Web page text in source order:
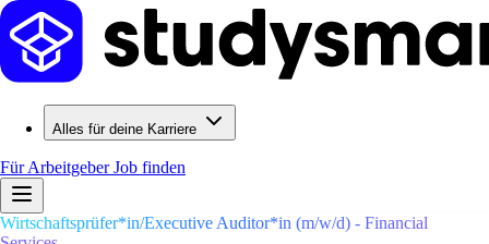
Alles für deine Karriere
Für ArbeitgeberJob finden
Wirtschaftsprüfer*in/Executive Auditor*in (m/w/d) - Financial